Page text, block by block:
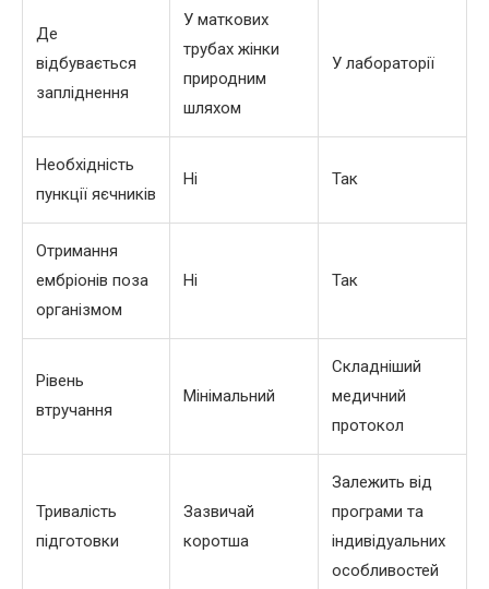
Де
відбувається
запліднення
У маткових
трубах жінки
природним
шляхом
У лабораторії
Необхідність
пункції яєчників
Ні Так
Отримання
ембріонів поза
організмом
Ні Так
Рівень
втручання
Мінімальний
Складніший
медичний
протокол
Тривалість
підготовки
Зазвичай
коротша
Залежить від
програми та
індивідуальних
особливостей